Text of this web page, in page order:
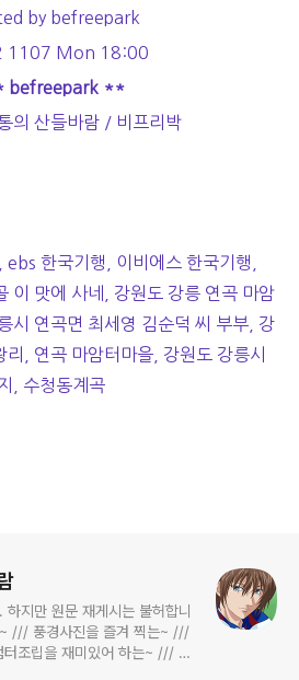
by befreepark
1107 Mon 18:00
befreepark **
의 산들바람 / 비프리박
한국기행, 이비에스 한국기행,
이 맛에 사네, 강원도 강릉 연곡 마암
시 연곡면 최세영 김순덕 씨 부부, 강
, 연곡 마암터마을, 강원도 강릉시
, 수청동계곡
지만 원문 재게시는 불허합니
~ /// 풍경사진을 즐겨 찍는~ ///
조립을 재미있어 하는~ /// 고